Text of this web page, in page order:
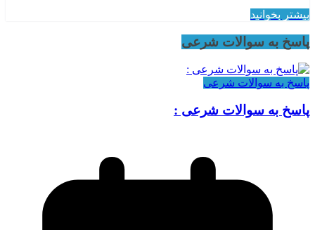
بیشتر بخوانید
پاسخ به سوالات شرعی
پاسخ به سوالات شرعی
پاسخ به سوالات شرعی :